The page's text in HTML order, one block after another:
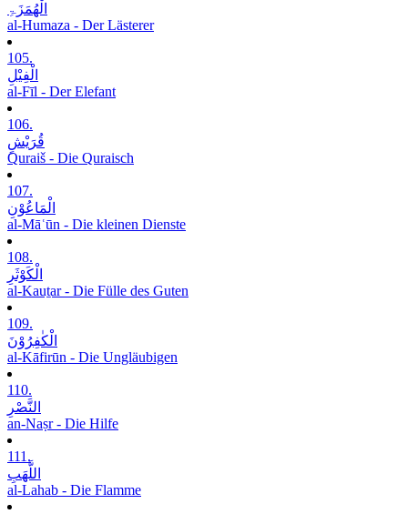
الْھُمَزَۃِ
al-Humaza - Der Lästerer
105.
الْفِیْلِ
al-Fīl - Der Elefant
106.
قُرَیْشٍ
Quraiš - Die Quraisch
107.
الْمَاعُوْنِ
al-Māʿūn - Die kleinen Dienste
108.
الْکَوْثَرِ
al-Kauṯar - Die Fülle des Guten
109.
الْکٰفِرُوْنَ
al-Kāfirūn - Die Ungläubigen
110.
النَّصْرِ
an-Naṣr - Die Hilfe
111.
اللَّھَبِ
al-Lahab - Die Flamme